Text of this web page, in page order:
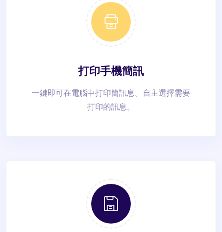
打印手機簡訊
一鍵即可在電腦中打印簡訊息。自主選擇需要
打印的訊息。